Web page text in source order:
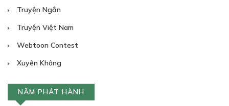
Truyện Ngắn
Truyện Việt Nam
Webtoon Contest
Xuyên Không
NĂM PHÁT HÀNH